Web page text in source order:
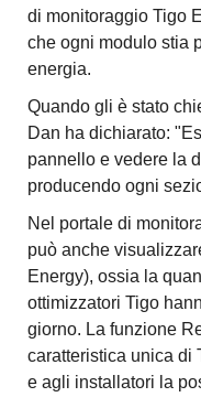
di monitoraggio Tigo
che ogni modulo stia
energia.
Quando gli è stato
Dan ha dichiarato:
pannello e vedere la
producendo ogni
Nel portale di
può anche
Energy), ossia la
ottimizzatori Tigo
giorno. La funzione
caratteristica unica di
e agli installatori la